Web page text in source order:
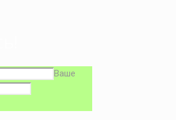
Ваше